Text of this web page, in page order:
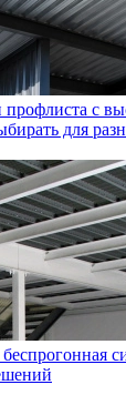
профлиста с
для